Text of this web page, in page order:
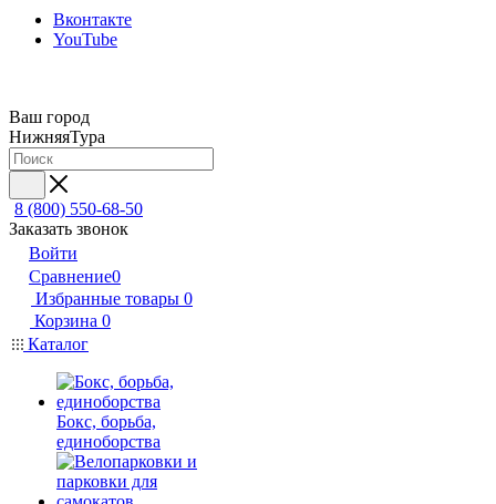
Вконтакте
YouTube
Ваш город
НижняяТура
8 (800) 550-68-50
Заказать звонок
Войти
Сравнение0
Избранные товары 0
Корзина 0
Каталог
Бокс, борьба,
единоборства